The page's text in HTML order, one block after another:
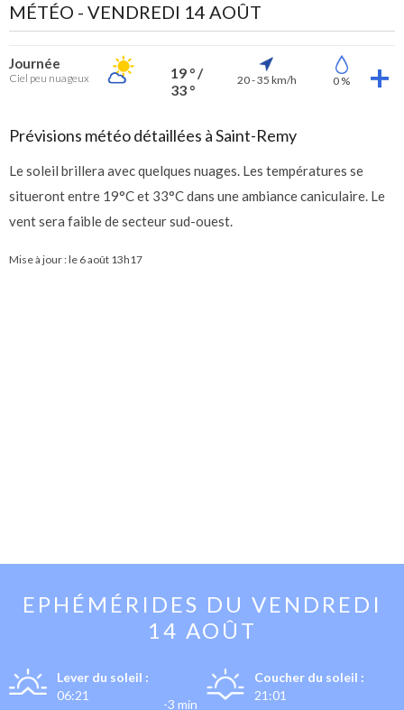
MÉTÉO - VENDREDI 14 AOÛT
Journée
Ciel peu nuageux
19 ° /
33 °
20 - 35 km/h 0 %
Prévisions météo détaillées à Saint-Remy
Le soleil brillera avec quelques nuages. Les températures se
situeront entre 19°C et 33°C dans une ambiance caniculaire. Le
vent sera faible de secteur sud-ouest.
Mise à jour : le 6 août 13h17
EPHÉMÉRIDES DU VENDREDI
14 AOÛT
Lever du soleil :
06:21
-3 min
Coucher du soleil :
21:01